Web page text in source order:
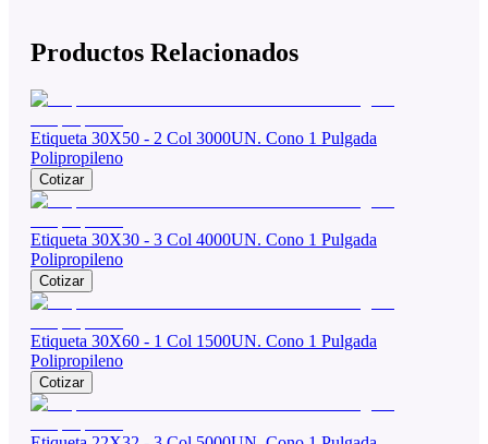
Productos Relacionados
Etiqueta 30X50 - 2 Col 3000UN. Cono 1 Pulgada
Polipropileno
Cotizar
Etiqueta 30X30 - 3 Col 4000UN. Cono 1 Pulgada
Polipropileno
Cotizar
Etiqueta 30X60 - 1 Col 1500UN. Cono 1 Pulgada
Polipropileno
Cotizar